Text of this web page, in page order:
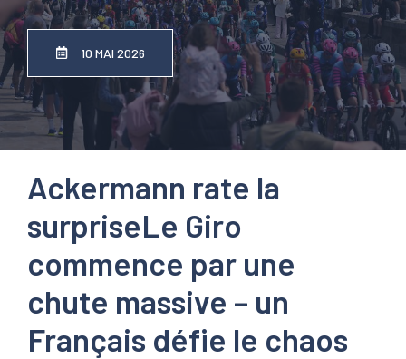
10 MAI 2026
Ackermann rate la
surpriseLe Giro
commence par une
chute massive – un
Français défie le chaos